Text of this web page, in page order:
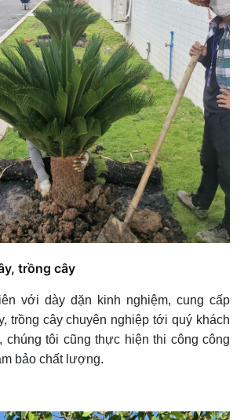
trồng cây
với dày dặn kinh nghiệm, cung cấp
trồng cây chuyên nghiệp tới quý khách
chúng tôi cũng thực hiện thi công công
bảo chất lượng.